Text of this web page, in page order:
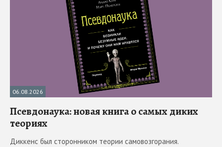
06.08.2026
Псевдонаука: новая книга о самых диких
теориях
Диккенс был сторонником теории самовозгорания.